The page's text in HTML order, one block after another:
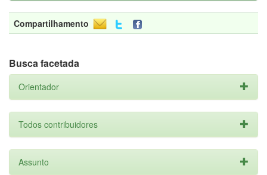
Compartilhamento
Busca facetada
Orientador
Todos contribuidores
Assunto